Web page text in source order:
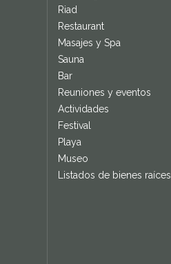
Riad
Restaurant
Masajes y Spa
Sauna
Bar
Reuniones y eventos
Actividades
Festival
Playa
Museo
Listados de bienes raíces